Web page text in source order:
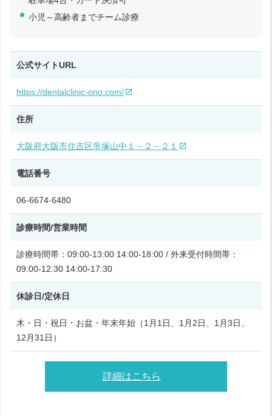
小児～高齢者までチーム診療
公式サイトURL
https://dentalclinic-ono.com/
住所
大阪府大阪市住吉区帝塚山中１－２－２１
電話番号
06-6674-6480
診療時間/営業時間
診療時間帯：09:00-13:00 14:00-18:00 / 外来受付時間帯：
09:00-12:30 14:00-17:30
休診日/定休日
木・日・祝日・お盆・年末年始（1月1日、1月2日、1月3日、
12月31日）
詳細はこちら